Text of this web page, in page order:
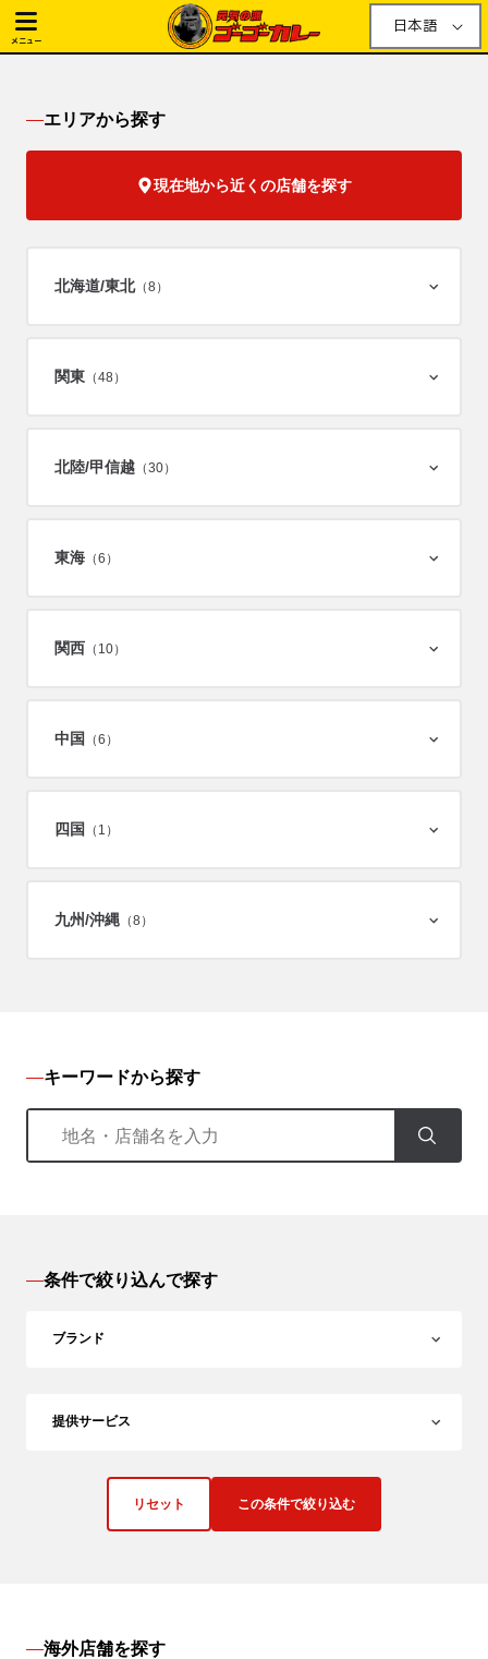
メニュー
日本語
エリアから探す
現在地から近くの店舗を探す
北海道/東北（8）
関東 （48）
北陸/甲信越 （30）
東海 （6）
関西 （10）
中国 （6）
四国 （1）
九州/沖縄 （8）
キーワードから探す
条件で絞り込んで探す
ブランド
提供サービス
リセット この条件で絞り込む
海外店舗を探す